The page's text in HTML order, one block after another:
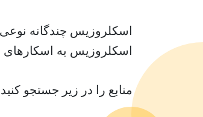
اسکلروزیس چندگانه
اسکلروزیس به اسکارهای
منابع را در زیر جستجو